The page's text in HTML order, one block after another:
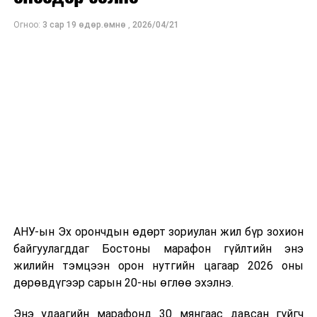
Сургууль, цэцэрлэгийн засвар, орон сууцны шугам
бүтээсэн "Зөн дагасан монгол адуу" баримтат киног
Огноо: 3 сар 19 өдөр.өмнө , 2026/04/21
АНУ-ын Эх орончдын өдөрт зориулан жил бүр зохион
байгуулагддаг Бостоны марафон гүйлтийн энэ
жилийн тэмцээн орон нутгийн цагаар 2026 оны
дөрөвдүгээр сарын 20-ны өглөө эхэлнэ.
Энэ удаагийн марафонд 30 мянгаас давсан гүйгч